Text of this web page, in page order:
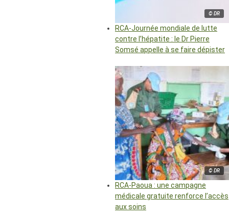
© DR
RCA-Journée mondiale de lutte
contre l’hépatite : le Dr Pierre
Somsé appelle à se faire dépister
© DR
RCA-Paoua : une campagne
médicale gratuite renforce l’accès
aux soins